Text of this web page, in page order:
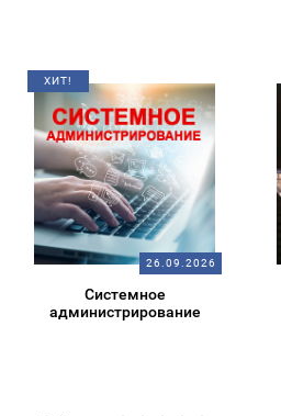
ХИТ!
26.09.2026
Системное
администрирование